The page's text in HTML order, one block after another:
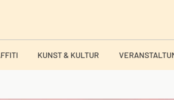
KUNST & KULTUR